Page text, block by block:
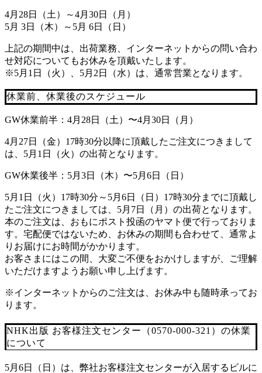
4月28日（土）～4月30日（月）
5月 3日（木）～5月 6日（日）
上記の期間中は、出荷業務、インターネットからの問い合わ
せ対応についてもお休みを頂戴いたします。
※5月1日（火）、5月2日（水）は、通常営業となります。
休業前、休業後のスケジュール
GW休業前半：4月28日（土）〜4月30日（月）
4月27日（金）17時30分以降に頂戴したご注文につきまして
は、5月1日（火）の出荷となります。
GW休業後半：5月3日（木）〜5月6日（日）
5月1日（火）17時30分～5月6日（日）17時30分までに頂戴し
たご注文につきましては、5月7日（月）の出荷となります。
本のご注文は、おもにポスト投函のヤマト便で行っておりま
す。宅配便ではないため、お休みの期間も合わせて、通常よ
りお届けにお時間がかかります。
お客さまにはこの間、大変ご不便をおかけしますが、ご理解
いただけますようお願い申し上げます。
※インターネットからのご注文は、お休み中も随時承ってお
ります。
NHK出版 お客様注文センター（0570-000-321）の休業
について
5月6日（日）は、弊社お客様注文センターが入居するビルに